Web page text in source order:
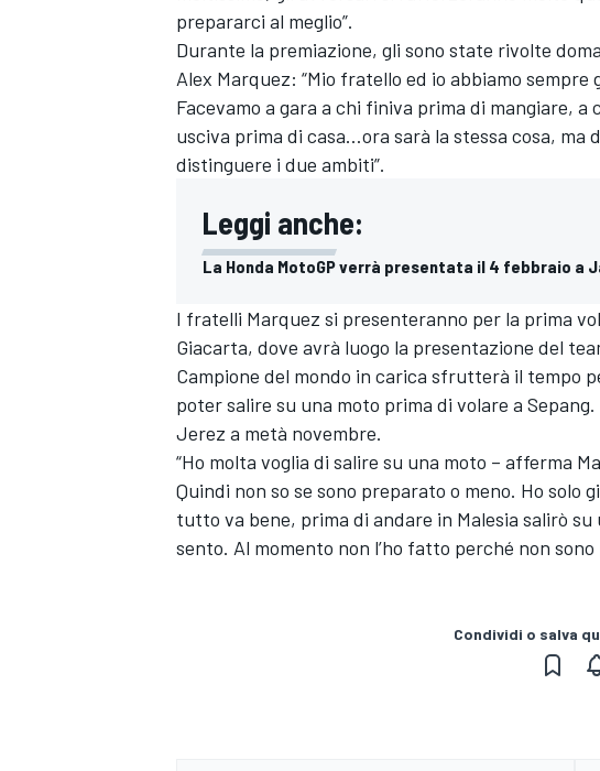
ENDURANCE/GT
prepararci al meglio”.
Durante la premiazione, gli sono state rivolte
Alex Marquez: “Mio fratello ed io abbiamo
Facevamo a gara a chi finiva prima di mangiare,
usciva prima di casa…ora sarà la stessa cosa, ma
distinguere i due ambiti”.
Leggi anche:
La Honda MotoGP verrà presentata il 4 febbraio a
I fratelli Marquez si presenteranno per la prima
Giacarta, dove avrà luogo la presentazione del
Campione del mondo in carica sfrutterà il tempo
poter salire su una moto prima di volare a
Jerez a metà novembre.
“Ho molta voglia di salire su una moto – afferma
Quindi non so se sono preparato o meno. Ho solo
tutto va bene, prima di andare in Malesia salirò
sento. Al momento non l’ho fatto perché non sono
Condividi o salva